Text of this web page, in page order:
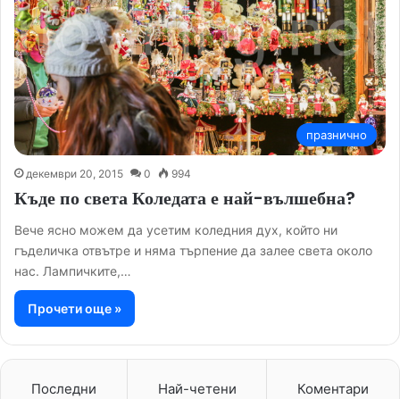
празнично
декември 20, 2015 0 994
Къде по света Коледата е най-вълшебна?
Вече ясно можем да усетим коледния дух, който ни
гъделичка отвътре и няма търпение да залее света около
нас. Лампичките,…
Прочети още »
Последни Най-четени Коментари